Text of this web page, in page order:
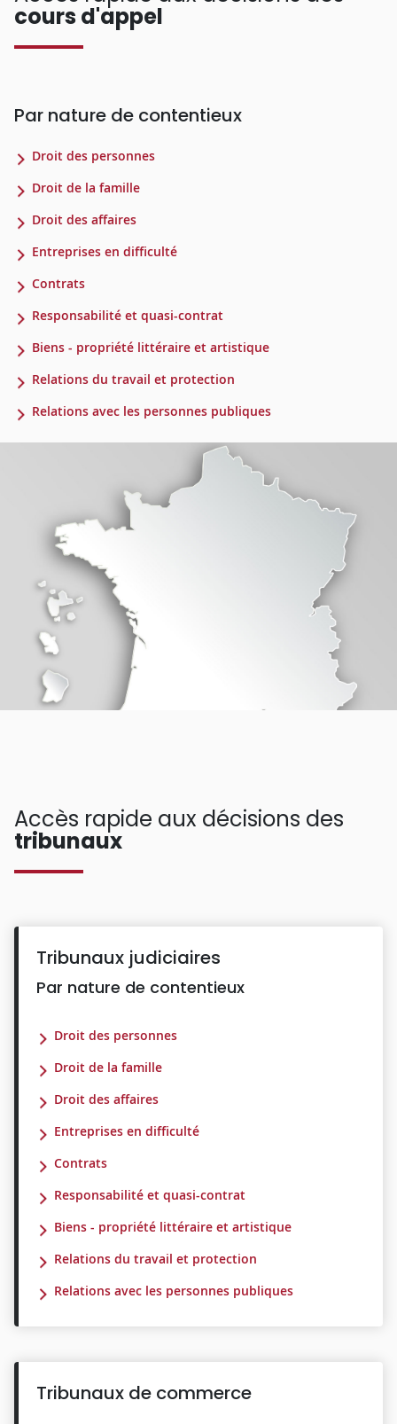
cours d'appel
Par nature de contentieux
Droit des personnes
Droit de la famille
Droit des affaires
Entreprises en difficulté
Contrats
Responsabilité et quasi-contrat
Biens - propriété littéraire et artistique
Relations du travail et protection
Relations avec les personnes publiques
Accès rapide aux décisions des
tribunaux
Tribunaux judiciaires
Par nature de contentieux
Droit des personnes
Droit de la famille
Droit des affaires
Entreprises en difficulté
Contrats
Responsabilité et quasi-contrat
Biens - propriété littéraire et artistique
Relations du travail et protection
Relations avec les personnes publiques
Tribunaux de commerce